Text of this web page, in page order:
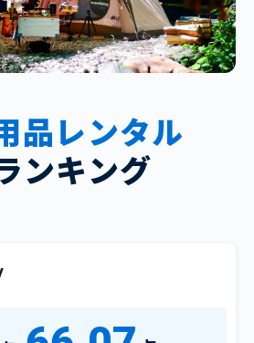
品レンタル
ンキング